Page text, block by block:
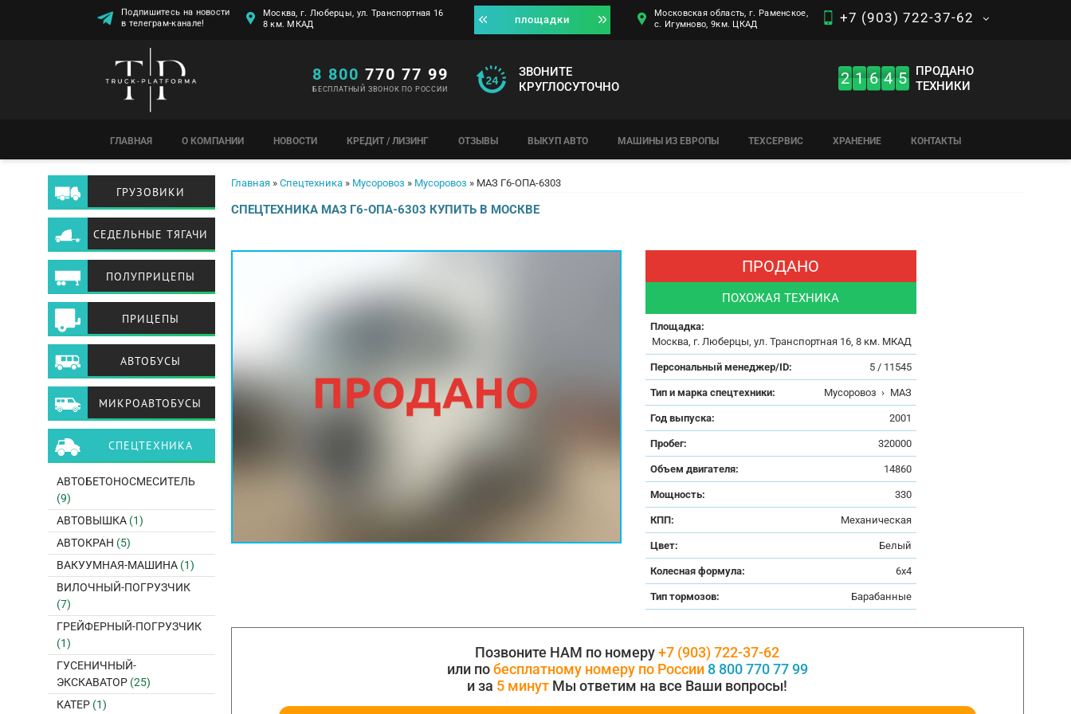
Подпишитесь на новости
в телеграм-канале!
Москва, г. Люберцы, ул. Транспортная 16
8 км. МКАД
площадки
Московская область, г. Раменское,
с. Игумново, 9км. ЦКАД
+7 (903) 722-37-62
8 800 770 77 99
БЕСПЛАТНЫЙ ЗВОНОК ПО РОССИИ
ЗВОНИТЕ
КРУГЛОСУТОЧНО
2 1 6 4 5
ПРОДАНО
ТЕХНИКИ
ГЛАВНАЯ О КОМПАНИИ НОВОСТИ КРЕДИТ / ЛИЗИНГ ОТЗЫВЫ ВЫКУП АВТО МАШИНЫ ИЗ ЕВРОПЫ ТЕХСЕРВИС ХРАНЕНИЕ КОНТАКТЫ
Вы здесь
Главная » Спецтехника » Мусоровоз » Мусоровоз » МАЗ Г6-ОПА-6303
СПЕЦТЕХНИКА МАЗ Г6-ОПА-6303 КУПИТЬ В МОСКВЕ
ПРОДАНО
ПОХОЖАЯ ТЕХНИКА
Площадка:
Москва, г. Люберцы, ул. Транспортная 16, 8 км. МКАД
Персональный менеджер/ID: 5 / 11545
Тип и марка спецтехники: Мусоровоз › МАЗ
Год выпуска: 2001
Пробег: 320000
Объем двигателя: 14860
Мощность: 330
КПП: Механическая
Цвет: Белый
Колесная формула: 6x4
Тип тормозов: Барабанные
Позвоните НАМ по номеру+7 (903) 722-37-62
или побесплатному номеру по России 8 800 770 77 99
и за 5 минут Мы ответим на все Ваши вопросы!
ГРУЗОВИКИ
СЕДЕЛЬНЫЕ ТЯГАЧИ
ПОЛУПРИЦЕПЫ
ПРИЦЕПЫ
АВТОБУСЫ
МИКРОАВТОБУСЫ
СПЕЦТЕХНИКА
АВТОБЕТОНОСМЕСИТЕЛЬ
(9)
АВТОВЫШКА (1)
АВТОКРАН (5)
ВАКУУМНАЯ-МАШИНА (1)
ВИЛОЧНЫЙ-ПОГРУЗЧИК
(7)
ГРЕЙФЕРНЫЙ-ПОГРУЗЧИК
(1)
ГУСЕНИЧНЫЙ-
ЭКСКАВАТОР (25)
КАТЕР (1)